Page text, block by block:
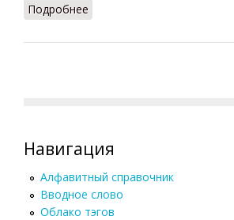
Подробнее
Навигация
Алфавитный справочник
Вводное слово
Облако тэгов